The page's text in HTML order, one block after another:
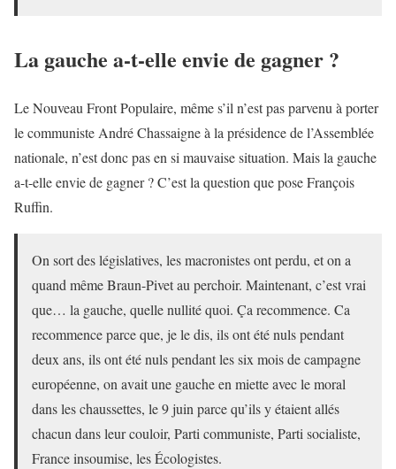
La gauche a-t-elle envie de gagner ?
Le Nouveau Front Populaire, même s’il n’est pas parvenu à porter
le communiste André Chassaigne à la présidence de l’Assemblée
nationale, n’est donc pas en si mauvaise situation. Mais la gauche
a-t-elle envie de gagner ? C’est la question que pose François
Ruffin.
On sort des législatives, les macronistes ont perdu, et on a
quand même Braun-Pivet au perchoir. Maintenant, c’est vrai
que… la gauche, quelle nullité quoi. Ça recommence. Ca
recommence parce que, je le dis, ils ont été nuls pendant
deux ans, ils ont été nuls pendant les six mois de campagne
européenne, on avait une gauche en miette avec le moral
dans les chaussettes, le 9 juin parce qu’ils y étaient allés
chacun dans leur couloir, Parti communiste, Parti socialiste,
France insoumise, les Écologistes.